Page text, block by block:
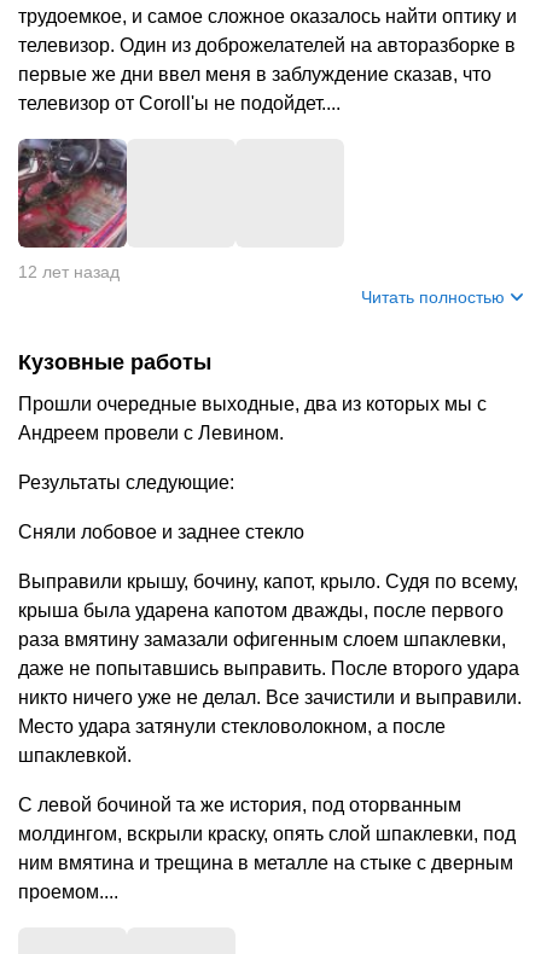
трудоемкое, и самое сложное оказалось найти оптику и
телевизор. Один из доброжелателей на авторазборке в
первые же дни ввел меня в заблуждение сказав, что
телевизор от Coroll'ы не подойдет....
12 лет назад
Читать полностью
Кузовные работы
Прошли очередные выходные, два из которых мы с
Андреем провели с Левином.
Результаты следующие:
Сняли лобовое и заднее стекло
Выправили крышу, бочину, капот, крыло. Судя по всему,
крыша была ударена капотом дважды, после первого
раза вмятину замазали офигенным слоем шпаклевки,
даже не попытавшись выправить. После второго удара
никто ничего уже не делал. Все зачистили и выправили.
Место удара затянули стекловолокном, а после
шпаклевкой.
С левой бочиной та же история, под оторванным
молдингом, вскрыли краску, опять слой шпаклевки, под
ним вмятина и трещина в металле на стыке с дверным
проемом....